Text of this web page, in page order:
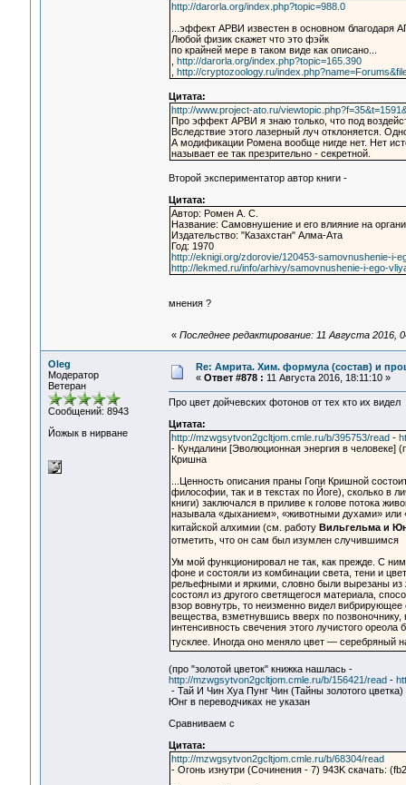
http://darorla.org/index.php?topic=988.0
...эффект АРВИ известен в основном благодаря
Любой физик скажет что это фэйк
по крайней мере в таком виде как описано...
http://darorla.org/index.php?topic=165.390
http://cryptozoology.ru/
Цитата:
http://www.project-ato.ru/
Про эффект АРВИ я знаю только, что под
Вследствие этого лазерный луч отклоняется.
А модификации Ромена вообще нигде нет. Нет
называет ее так презрительно - секретной.
Второй экспериментатор автор книги -
Цитата:
Автор: Ромен А. С.
Название: Самовнушение и его влияние на
Издательство: "Казахстан" Алма-Ата
Год: 1970
http://eknigi.org/zdorovie/120453-samovnushenie-i-
http://lekmed.ru/info/arhivy/samovnushenie-i-ego-
мнения ?
« Последнее редактирование: 11 Августа 2016,
Oleg
Модератор
Ветеран
Сообщений: 8943
Йожык в нирване
Re: Амрита. Хим. формула (состав) и
« Ответ #878 : 11 Августа 2016, 18:11:10 »
Про цвет дойчевских фотонов от тех кто их видел
Цитата:
http://mzwgsytvon2gcltjom.cmle.ru/b/395753/read -
- Кундалини [Эволюционная энергия в человеке]
Кришна
...Ценность описания праны Гопи Кришной
философии, так и в текстах по Йоге), сколько в
книги) заключался в приливе к голове потока
называла «дыханием», «животными духами» или
китайской алхимии (см. работу Вильгельма и
отметить, что он сам был изумлен случившимся
Ум мой функционировал не так, как прежде. С
фоне и состояли из комбинации света, тени и
рельефными и яркими, словно были вырезаны из
состоял из другого светящегося материала,
взор вовнутрь, то неизменно видел
вещества, взметнувшись вверх по
интенсивность свечения этого лучистого
тусклее. Иногда оно меняло цвет — серебряный
(про "золотой цветок" книжка нашлась -
http://mzwgsytvon2gcltjom.cmle.ru/b/156421/read -
- Тай И Чин Хуа Пунг Чин (Тайны золотого цветка)
Юнг в переводчиках не указан
Сравниваем с
Цитата:
http://mzwgsytvon2gcltjom.cmle.ru/b/68304/read
- Огонь изнутри (Сочинения - 7) 943K скачать: